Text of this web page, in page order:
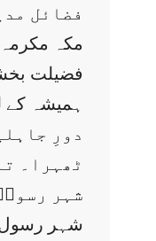
فضائل
مکہ
فضیلت
ہمیشہ کے
دورِ
ٹھہرا۔
شہر رسولؐ